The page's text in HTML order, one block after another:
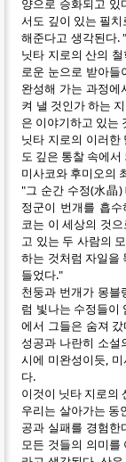
양으로 승화되고 있
서도 깊이 있는 필
해준다고 생각된다.
닛타 지로의 산의
로운 눈으로 받아들
완성해 가는 과정에
켜 낼 것인가 하는
은 이야기하고 있는
닛타 지로의 이러한
도 깊은 통찰 속에
미사코와 후미오의
"그 순간 수정(水晶)
정군이 번개를 흡
코는 이 세상의 것
고 있는 두 사람의
하는 것처럼 자일을
들었다."
천둥과 번개가 몽블
럼 빛나는 수정들이
에서 그들은 숨져
성공과 나란히 소설
시에 미완성이듯,
다.
이것이 닛타 지로의
우리는 살아가는 동
공과 실패를 경험한
모든 것들의 의미를